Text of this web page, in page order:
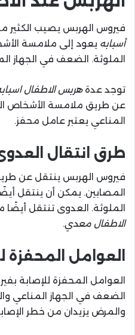
فيروس الهربس يصيب الكثير
أسبابه يعود إلى ملامسة
الملوثة. الضعف في الجهاز
توجد عدةهربس الاطفال
عن طريق ملامسة الأشخاص
المناعي يعتبر عامل محفز.
طرق انتقال
فيروس الهربس ينتقل عن
المصابين. يمكن أن ينتقل
الملوثة. العدوى تنتقل
الاطفال معدي.
العوامل المحفزة
العوامل المحفزة للإصابة
الضعف في الجهاز المناعي
والمرض يزيدان من خطر